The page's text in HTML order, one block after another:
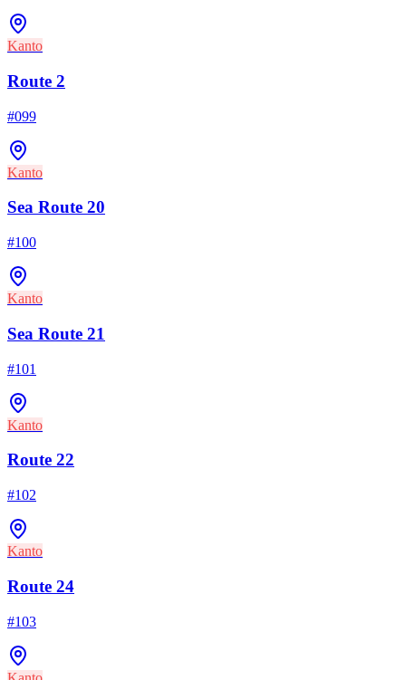
Kanto
Route 2
#099
Kanto
Sea Route 20
#100
Kanto
Sea Route 21
#101
Kanto
Route 22
#102
Kanto
Route 24
#103